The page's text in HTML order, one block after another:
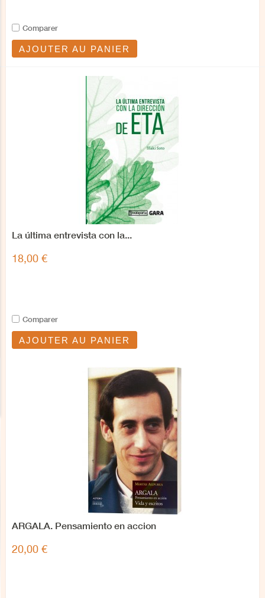
Comparer
AJOUTER AU PANIER
La última entrevista con la...
18,00 €
Comparer
AJOUTER AU PANIER
ARGALA. Pensamiento en accion
20,00 €